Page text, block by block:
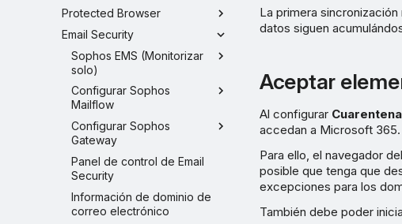
Protected Browser
Email Security
Sophos EMS (Monitorizar
solo)
Configurar Sophos
Mailflow
Configurar Sophos
Gateway
Panel de control de Email
Security
Información de dominio de
correo electrónico
La primera
datos siguen
Aceptar
Al configurar
accedan a Microsoft 365.
Para ello, el navegador
posible que tenga que
excepciones para los
También debe poder